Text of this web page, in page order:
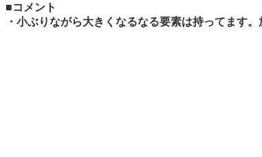
■コメント
・小ぶりながら大きくなるなる要素は持ってます